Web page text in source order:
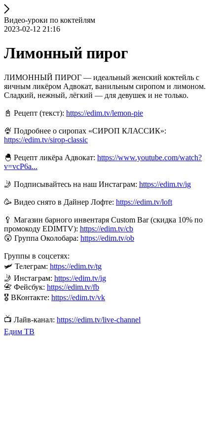
Видео-уроки по коктейлям
2023-02-12 21:16
Лимонный пирог
ЛИМОННЫЙ ПИРОГ — идеальный женский коктейль с
яичным ликёром Адвокат, ванильным сиропом и лимоном.
Сладкий, нежный, лёгкий — для девушек и не только.
📓 Рецепт (текст): https://edim.tv/lemon-pie
🍨 Подробнее о сиропах «СИРОП КЛАССИК»:
https://edim.tv/sirop-classic
🐣 Рецепт ликёра Адвокат: https://www.youtube.com/watch?
v=vcP6a...
🤳 Подписывайтесь на наш Инстаграм: https://edim.tv/ig
🥳 Видео снято в Дайнер Лофте: https://edim.tv/loft
🥄 Магазин барного инвентаря Custom Bar (скидка 10% по
промокоду EDIMTV): https://edim.tv/cb
😲 Группа Околобара: https://edim.tv/ob
Группы в соцсетях:
🛩️ Телеграм: https://edim.tv/tg
🤳 Инстаграм: https://edim.tv/ig
📇 Фейсбук: https://edim.tv/fb
🎖️ ВКонтакте: https://edim.tv/vk
📺 Лайв-канал: https://edim.tv/live-channel
Едим ТВ